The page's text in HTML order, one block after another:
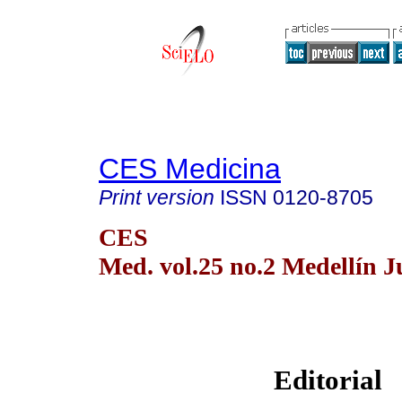
CES Medicina
Print version ISSN 0120-8705
CES
Med. vol.25 no.2 Medellín
Editorial